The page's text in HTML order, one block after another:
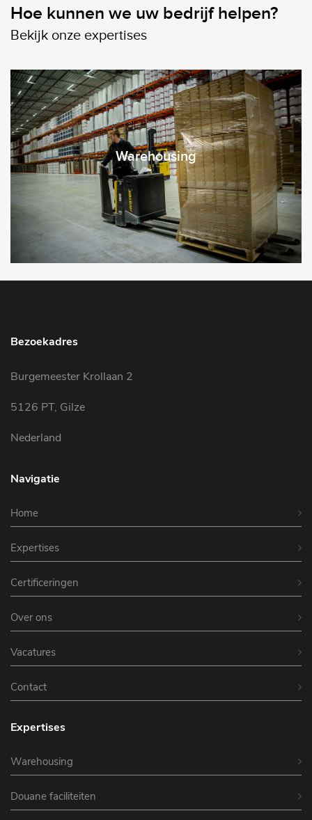
Hoe kunnen we uw bedrijf helpen?
Bekijk onze expertises
Warehousing
=
Bezoekadres
Burgemeester Krollaan 2
5126 PT, Gilze
Nederland
Navigatie
Home
Expertises
Certificeringen
Over ons
Vacatures
Contact
Expertises
Warehousing
Douane faciliteiten